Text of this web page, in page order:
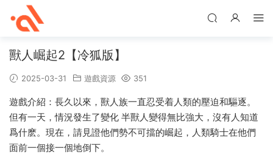
獸人崛起2【冷狐版】
2025-03-31 遊戲資源 351
遊戲介紹：長久以來，獸人族一直忍受着人類的壓迫和驅逐。
但有一天，情況發生了變化 半獸人變得無比強大，沒有人知道
爲什麽。現在，請見證他們勢不可擋的崛起，人類騎士在他們
面前一個接一個地倒下。